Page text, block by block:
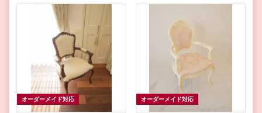
アンティーク ミッドナイトブ
ルーのベルベット
オーダーメイド対応 オーダーメイド対応